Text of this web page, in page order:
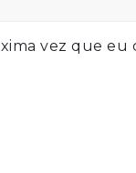
vez que eu